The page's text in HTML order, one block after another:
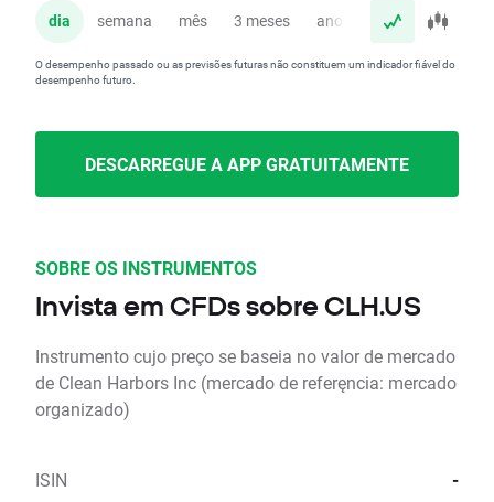
dia semana mês 3 meses ano
O desempenho passado ou as previsões futuras não constituem um indicador fiável do
desempenho futuro.
DESCARREGUE A APP GRATUITAMENTE
SOBRE OS INSTRUMENTOS
Invista em CFDs sobre CLH.US
Instrumento cujo preço se baseia no valor de mercado
de Clean Harbors Inc (mercado de referęncia: mercado
organizado)
ISIN -